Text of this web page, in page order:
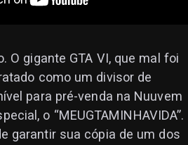
O gigante GTA VI, que mal foi
como um divisor de
para pré-venda na Nuuvem
o “MEUGTAMINHAVIDA”.
garantir sua cópia de um dos